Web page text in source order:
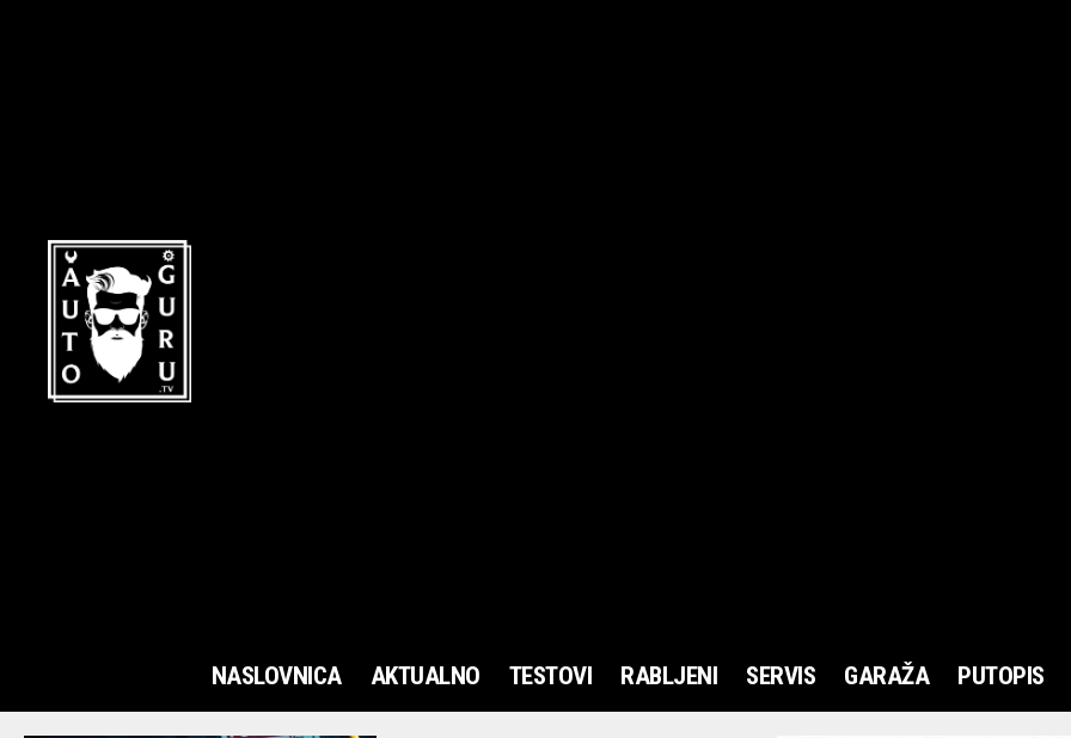
NASLOVNICA AKTUALNO TESTOVI RABLJENI SERVIS GARAŽA PUTOPIS